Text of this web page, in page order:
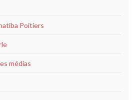
Poitiers
médias